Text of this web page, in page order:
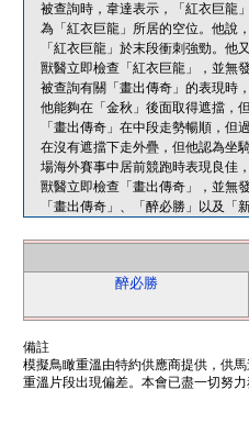
被查詢時，韋達表示，「紅衣巨龍
為「紅衣巨龍」所居的空位。他說
「紅衣巨龍」於末段衝刺強勁。
獸醫立即檢查「紅衣巨龍」，並無
被查詢有關「畫出傳奇」的表現時
他能夠在「金秋」後面取得遮擋，
「畫出傳奇」在中段走勢暢順，
在沒有遮擋下走外疊，但他認為坐
場海外賽事中居前競跑時表現良佳
獸醫立即檢查「畫出傳奇」，並無
「畫出傳奇」、「醉必勝」以及「
醉必勝
備註
模擬鳥瞰重溫由特約供應商提供，供
重溫片段出現偏差。本會已盡一切努